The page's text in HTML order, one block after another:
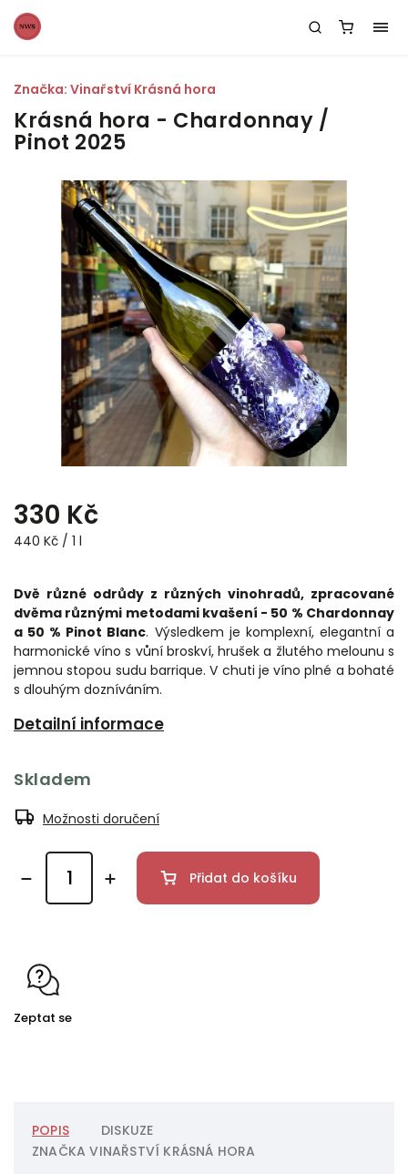
Krásná hora - Chardonnay /
Pinot 2025
330 Kč
440 Kč / 1 l
Dvě různé odrůdy z různých vinohradů, zpracované
dvěma různými metodami kvašení - 50 % Chardonnay
a 50 % Pinot Blanc. Výsledkem je komplexní, elegantní a
harmonické víno s vůní broskví, hrušek a žlutého melounu s
jemnou stopou sudu barrique. V chuti je víno plné a bohaté
s dlouhým dozníváním.
Detailní informace
Značka: Vinařství Krásná hora
Skladem
Možnosti doručení
Přidat do košíku
Zeptat se
POPIS
DISKUZE
ZNAČKA VINAŘSTVÍ KRÁSNÁ HORA